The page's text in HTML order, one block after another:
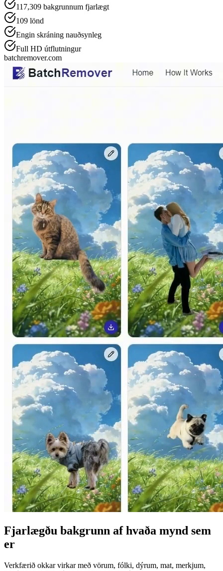
117,309 bakgrunnum fjarlægt
109 lönd
Engin skráning nauðsynleg
Full HD útflutningur
batchremover.com
Fjarlægðu bakgrunn af hvaða mynd sem
er
Verkfærið okkar virkar með vörum, fólki, dýrum, mat, merkjum,